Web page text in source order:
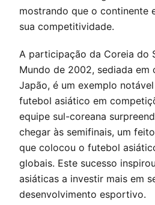
mostrando que o continente
sua competitividade.
A participação da Coreia do
Mundo de 2002, sediada em
Japão, é um exemplo
futebol asiático em
equipe sul-coreana
chegar às semifinais, um
que colocou o futebol
globais. Este sucesso
asiáticas a investir mais em
desenvolvimento esportivo.